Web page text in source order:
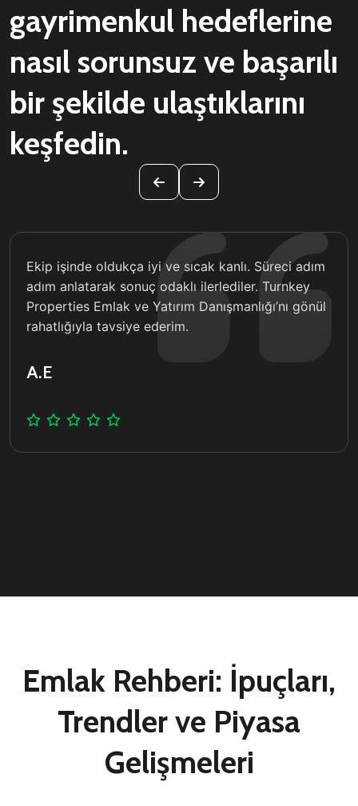
gayrimenkul hedeflerine
nasıl sorunsuz ve başarılı
bir şekilde ulaştıklarını
keşfedin.
Ekip işinde oldukça iyi ve sıcak kanlı. Süreci adım
adım anlatarak sonuç odaklı ilerlediler. Turnkey
Properties Emlak ve Yatırım Danışmanlığı’nı gönül
rahatlığıyla tavsiye ederim.
A.E
Emlak Rehberi: İpuçları,
Trendler ve Piyasa
Gelişmeleri